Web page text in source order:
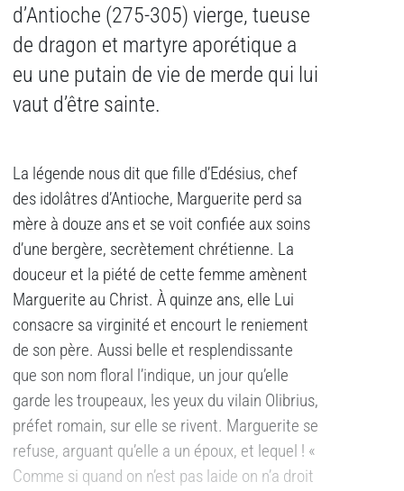
d’Antioche (275-305) vierge, tueuse
de dragon et martyre aporétique a
eu une putain de vie de merde qui lui
vaut d’être sainte.
La légende nous dit que fille d’Edésius, chef
des idolâtres d’Antioche, Marguerite perd sa
mère à douze ans et se voit confiée aux soins
d’une bergère, secrètement chrétienne. La
douceur et la piété de cette femme amènent
Marguerite au Christ. À quinze ans, elle Lui
consacre sa virginité et encourt le reniement
de son père. Aussi belle et resplendissante
que son nom floral l’indique, un jour qu’elle
garde les troupeaux, les yeux du vilain Olibrius,
préfet romain, sur elle se rivent. Marguerite se
refuse, arguant qu’elle a un époux, et lequel ! «
Comme si quand on n’est pas laide on n’a droit